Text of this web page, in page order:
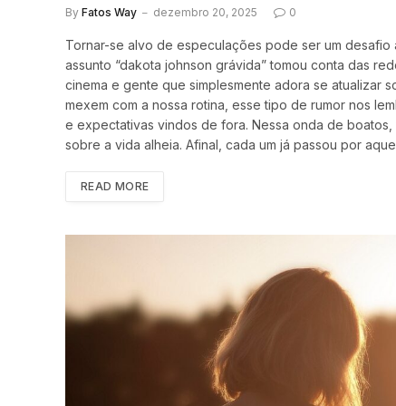
By Fatos Way dezembro 20, 2025 0
Tornar-se alvo de especulações pode ser um
assunto “dakota johnson grávida” tomou conta das
cinema e gente que simplesmente adora se atualizar
mexem com a nossa rotina, esse tipo de rumor nos
e expectativas vindos de fora. Nessa onda de
sobre a vida alheia. Afinal, cada um já passou por
READ MORE